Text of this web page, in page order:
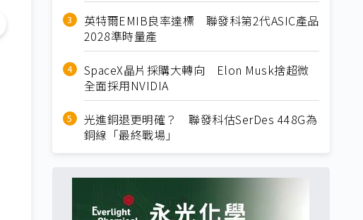
英特爾EMIB良率達標 聯發科第2代ASIC產品
2028準時量產
SpaceX晶片採購大轉向 Elon Musk捨超微
全面採用NVIDIA
光進銅退更明確？ 聯發科估SerDes 448G為
銅線「最終戰場」